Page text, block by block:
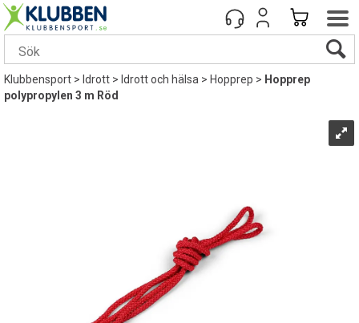
Klubbensport> Idrott> Idrott och hälsa>Hopprep> Hopprep
polypropylen 3 m Röd